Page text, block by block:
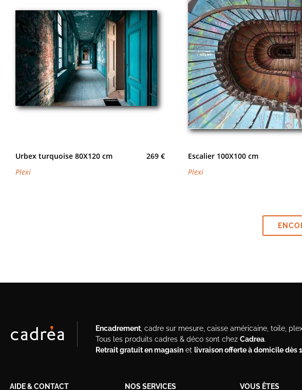
Urbex turquoise 80X120 cm
269 €
Plexi
Escalier 100X100 cm
Plexi
Encadrement , cadre sur mesure, caisse américaine, toile,
Tous les produits cadres & déco sont chez Cadrea.
Retrait gratuit en magasin et livraison offerte à domicile dès
AIDE & CONTACT NOS SERVICES VOUS ÊTES